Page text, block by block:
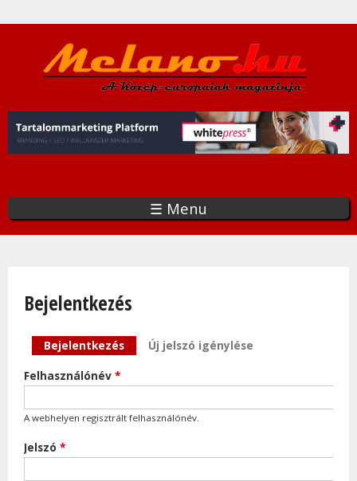
a
tartalomra
☰ Menu
Bejelentkezés
Elsődleges fülek
Bejelentkezés (aktív fül)
Új jelszó igénylése
Felhasználónév *
A webhelyen regisztrált felhasználónév.
Jelszó *